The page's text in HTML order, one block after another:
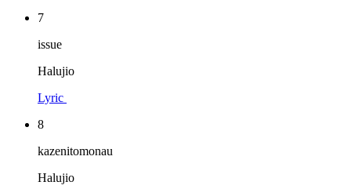
7
issue
Halujio
Lyric
8
kazenitomonau
Halujio